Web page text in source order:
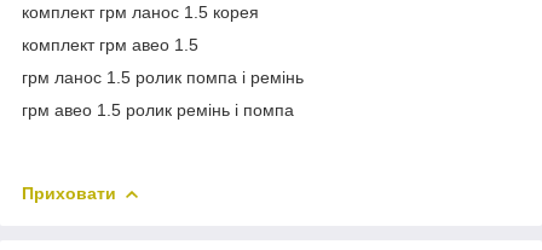
комплект грм ланос 1.5 корея
комплект грм авео 1.5
грм ланос 1.5 ролик помпа і ремінь
грм авео 1.5 ролик ремінь і помпа
Приховати